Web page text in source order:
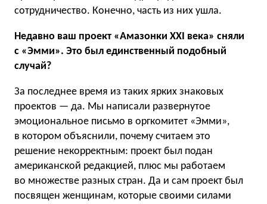
сотрудничество. Конечно, часть из них ушла.
Недавно ваш проект «Амазонки XXI века» сняли
с «Эмми». Это был единственный подобный
случай?
За последнее время из таких ярких знаковых
проектов — да. Мы написали развернутое
эмоциональное письмо в оргкомитет «Эмми»,
в котором объяснили, почему считаем это
решение некорректным: проект был подан
американской редакцией, плюс мы работаем
во множестве разных стран. Да и сам проект был
посвящен женщинам, которые своими силами